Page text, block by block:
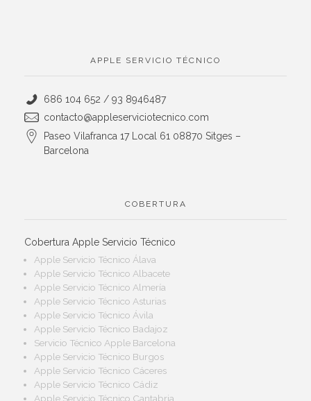
APPLE SERVICIO TÉCNICO
686 104 652 / 93 8946487
contacto@appleserviciotecnico.com
Paseo Vilafranca 17 Local 61 08870 Sitges –
Barcelona
COBERTURA
Cobertura Apple Servicio Técnico
Apple Servicio Técnico Álava
Apple Servicio Técnico Albacete
Apple Servicio Técnico Almería
Apple Servicio Técnico Asturias
Apple Servicio Técnico Ávila
Apple Servicio Técnico Badajoz
Servicio Técnico Apple Barcelona
Apple Servicio Técnico Burgos
Apple Servicio Técnico Cáceres
Apple Servicio Técnico Cádiz
Apple Servicio Técnico Cantabria